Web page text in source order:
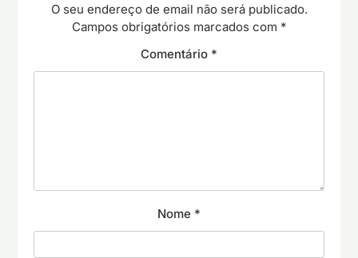
O seu endereço de email não será publicado.
Campos obrigatórios marcados com *
Comentário *
Nome *